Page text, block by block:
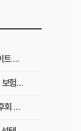
숨겨진 운전자보험료 10만원 아끼기! 비교사이트 활용법 이것부터 확인
인기 운전자보험 비교사이트 3곳, 장단점부터 보험료 차이까지 한눈에 비교
초보 운전자 주목! 운전자보험 비교사이트로 후회 없이 가입하는 핵심 꿀팁